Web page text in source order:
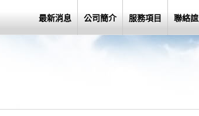
最新消息 公司簡介 服務項目 聯絡